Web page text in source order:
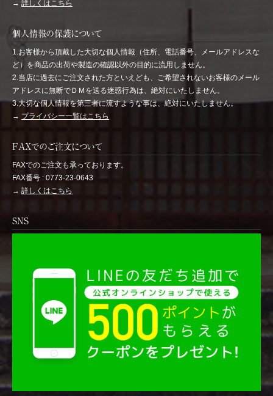
→ 詳しくはこちら
個人情報の保護について
1.お客様から頂戴した大切な個人情報（住所、電話番号、メールアドレスな
ど）を商品の出荷や製造の確認以外の目的に流用しません。
2.当店に過去にご注文された方といえども、ご希望されないお客様のメール
アドレスに無断でＤＭを送る迷惑行為は、絶対にいたしません。
3.大切な個人情報を第三者に流すような事は、絶対にいたしません。
→ プライバシー一覧はこちら
FAXでのご注文について
FAXでのご注文も承っております。
FAX番号 : 0773-23-0643
→ 詳しくはこちら
SNS